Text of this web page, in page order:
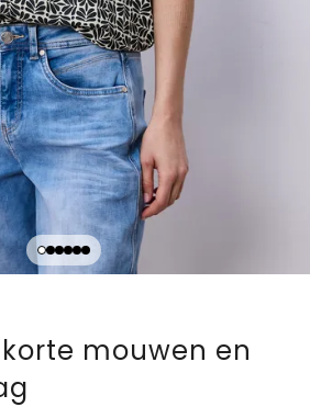
mouwen en